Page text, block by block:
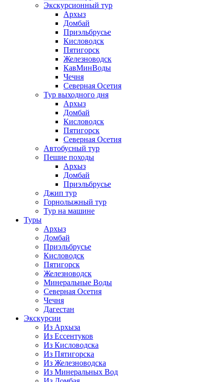
Экскурсионный тур
Архыз
Домбай
Приэльбрусье
Кисловодск
Пятигорск
Железноводск
КавМинВоды
Чечня
Северная Осетия
Тур выходного дня
Архыз
Домбай
Кисловодск
Пятигорск
Северная Осетия
Автобусный тур
Пешие походы
Архыз
Домбай
Приэльбрусье
Джип тур
Горнолыжный тур
Тур на машине
Туры
Архыз
Домбай
Приэльбрусье
Кисловодск
Пятигорск
Железноводск
Минеральные Воды
Северная Осетия
Чечня
Дагестан
Экскурсии
Из Архыза
Из Ессентуков
Из Кисловодска
Из Пятигорска
Из Железноводска
Из Минеральных Вод